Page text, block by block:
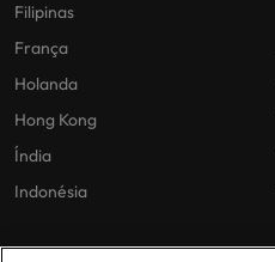
Filipinas
França
Holanda
Hong Kong
Índia
Indonésia